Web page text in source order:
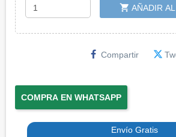
shopping_cart AÑADIR
Compartir
COMPRA EN WHATSAPP
Envío Gratis